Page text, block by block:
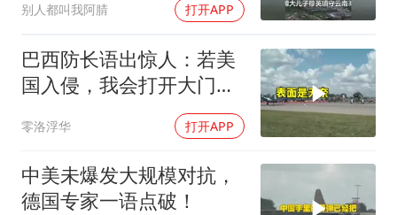
别人都叫我阿腈 打开APP
巴西防长语出惊人：若美
国入侵，我会打开大门，
零洛浮华 打开APP
中美未爆发大规模对抗，
德国专家一语点破！